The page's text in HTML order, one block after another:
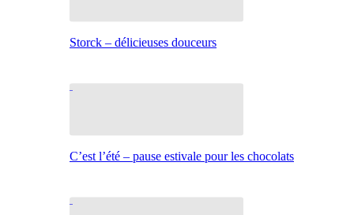
Storck – délicieuses douceurs
C’est l’été – pause estivale pour les chocolats